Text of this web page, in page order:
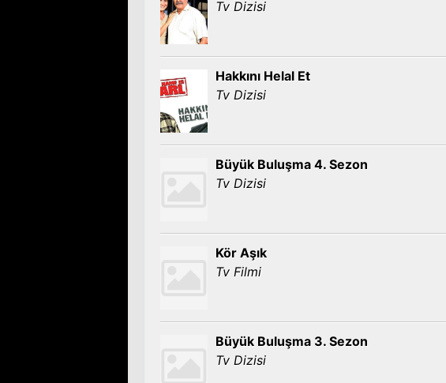
Tv Dizisi
Hakkını Helal Et
Tv Dizisi
Büyük Buluşma 4. Sezon
Tv Dizisi
Kör Aşık
Tv Filmi
Büyük Buluşma 3. Sezon
Tv Dizisi